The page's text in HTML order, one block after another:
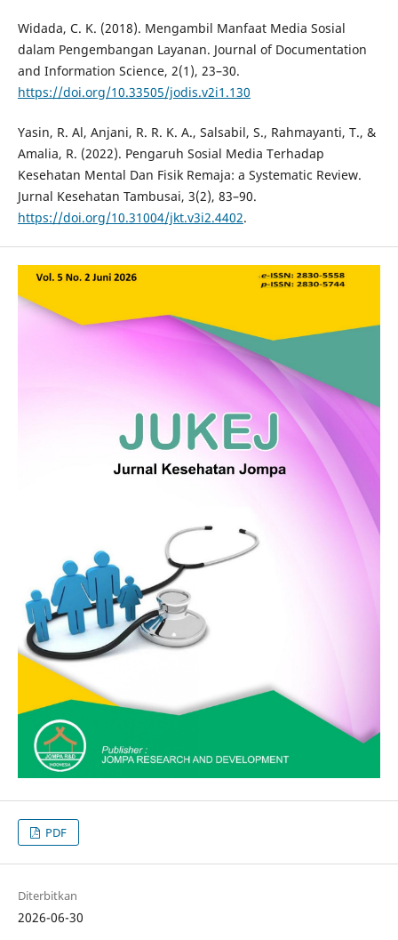
Widada, C. K. (2018). Mengambil Manfaat Media Sosial
dalam Pengembangan Layanan. Journal of Documentation
and Information Science, 2(1), 23–30.
https://doi.org/10.33505/jodis.v2i1.130
Yasin, R. Al, Anjani, R. R. K. A., Salsabil, S., Rahmayanti, T., &
Amalia, R. (2022). Pengaruh Sosial Media Terhadap
Kesehatan Mental Dan Fisik Remaja: a Systematic Review.
Jurnal Kesehatan Tambusai, 3(2), 83–90.
https://doi.org/10.31004/jkt.v3i2.4402.
PDF
Diterbitkan
2026-06-30